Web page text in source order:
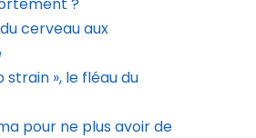
cerveau aux
strain », le fléau du
pour ne plus avoir de